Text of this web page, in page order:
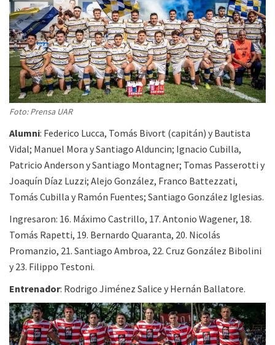
Foto: Prensa UAR
Alumni: Federico Lucca, Tomás Bivort (capitán) y Bautista
Vidal; Manuel Mora y Santiago Alduncin; Ignacio Cubilla,
Patricio Anderson y Santiago Montagner; Tomas Passerotti y
Joaquín Díaz Luzzi; Alejo González, Franco Battezzati,
Tomás Cubilla y Ramón Fuentes; Santiago González Iglesias.
Ingresaron: 16. Máximo Castrillo, 17. Antonio Wagener, 18.
Tomás Rapetti, 19. Bernardo Quaranta, 20. Nicolás
Promanzio, 21. Santiago Ambroa, 22. Cruz González Bibolini
y 23. Filippo Testoni.
Entrenador: Rodrigo Jiménez Salice y Hernán Ballatore.